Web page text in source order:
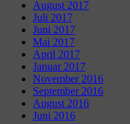
August 2017
Juli 2017
Juni 2017
Mai 2017
April 2017
Januar 2017
November 2016
September 2016
August 2016
Juni 2016